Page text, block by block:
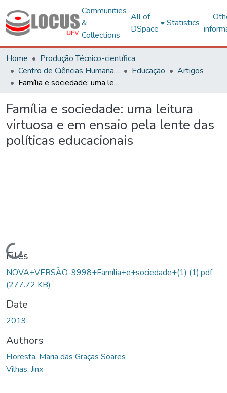
Communities
&
Collections
All of
DSpace
Statistics
Home
Produção Técnico-científica
Centro de Ciências Humanas, Letras e Artes
Educação
Artigos
Família e sociedade: uma leitura virtuosa e em ensaio pela lente das políticas educacionais
Família e sociedade: uma leitura
virtuosa e em ensaio pela lente das
políticas educacionais
Loading...
Files
NOVA+VERSÃO-9998+Família+e+sociedade+(1) (1).pdf
(277.72 KB)
Date
2019
Authors
Floresta, Maria das Graças Soares
Vilhas, Jinx